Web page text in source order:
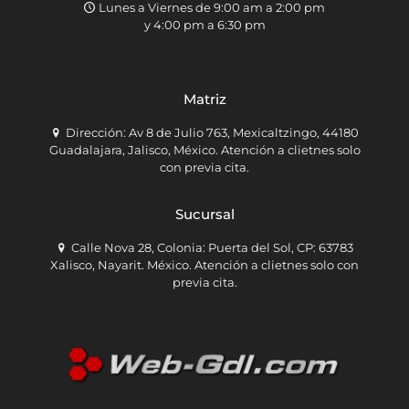
Lunes a Viernes de 9:00 am a 2:00 pm
y 4:00 pm a 6:30 pm
Matriz
Dirección: Av 8 de Julio 763, Mexicaltzingo, 44180
Guadalajara, Jalisco, México. Atención a clietnes solo
con previa cita.
Sucursal
Calle Nova 28, Colonia: Puerta del Sol, CP: 63783
Xalisco, Nayarit. México. Atención a clietnes solo con
previa cita.